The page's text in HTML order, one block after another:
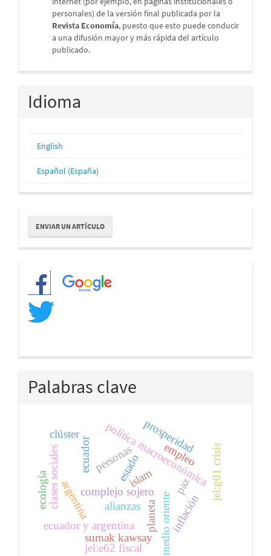
personales) de la versión final publicada por la
Revista Economía, puesto que esto puede conducir
a una difusión mayor y más rápida del artículo
publicado.
Idioma
English
Español (España)
Enviar
un
artículo
ENVIAR UN ARTÍCULO
Redes
Palabras clave
complejo sojero
argentina medio oriente
islam
inflación
política macroeconómica
ecuador y argentina
empleo
ecuador
sumak kawsay
clases sociales estado
personas
planeta
prosperidad
paz
alianzas
clúster
j
e
l
:
g
0
1
c
r
i
s
i
s
jel:e62 fiscal
ecología